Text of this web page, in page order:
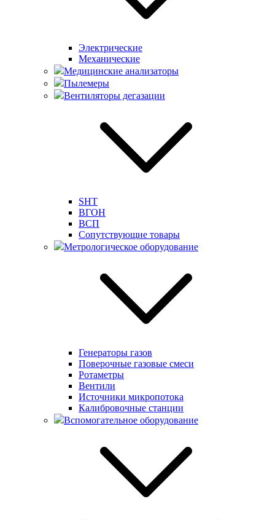
Электрические
Механические
Медицинские анализаторы
Пылемеры
Вентиляторы дегазации
SHT
ВГОН
ВСП
Сопутствующие товары
Метрологическое оборудование
Генераторы газов
Поверочные газовые смеси
Ротаметры
Вентили
Источники микропотока
Калибровочные станции
Вспомогательное оборудование